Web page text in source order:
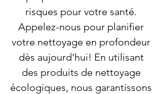
risques pour votre santé.
Appelez-nous pour planifier
votre nettoyage en profondeur
dès aujourd'hui! En utilisant
des produits de nettoyage
écologiques, nous garantissons